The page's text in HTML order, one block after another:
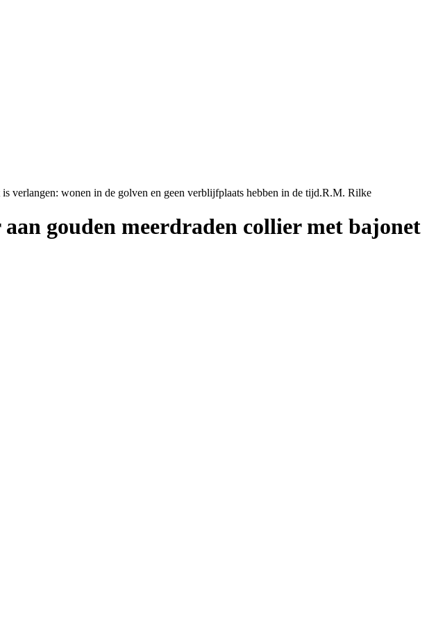
gouden meerdraden collier met bajonet